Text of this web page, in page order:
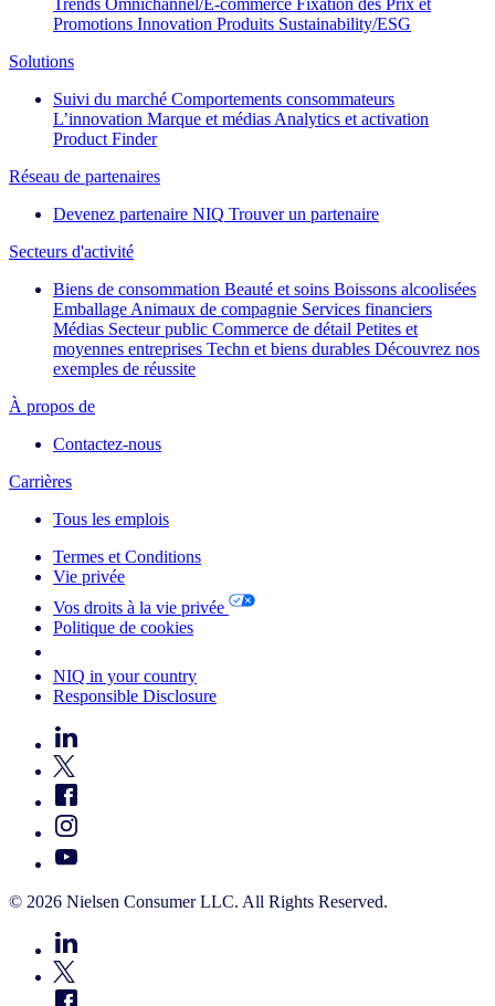
Trends Omnichannel/E-commerce Fixation des Prix et
Promotions Innovation Produits Sustainability/ESG
Solutions
Suivi du marché Comportements consommateurs
L’innovation Marque et médias Analytics et activation
Product Finder
Réseau de partenaires
Devenez partenaire NIQ Trouver un partenaire
Secteurs d'activité
Biens de consommation Beauté et soins Boissons alcoolisées
Emballage Animaux de compagnie Services financiers
Médias Secteur public Commerce de détail Petites et
moyennes entreprises Techn et biens durables Découvrez nos
exemples de réussite
À propos de
Contactez-nous
Carrières
Tous les emplois
Termes et Conditions
Vie privée
Vos droits à la vie privée
Politique de cookies
NIQ in your country
Responsible Disclosure
© 2026 Nielsen Consumer LLC. All Rights Reserved.